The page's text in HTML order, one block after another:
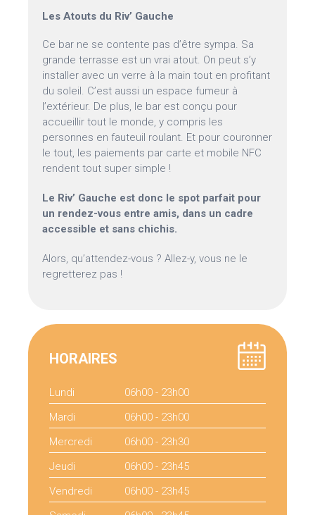
Les Atouts du Riv’ Gauche
Ce bar ne se contente pas d’être sympa. Sa
grande terrasse est un vrai atout. On peut s’y
installer avec un verre à la main tout en profitant
du soleil. C’est aussi un espace fumeur à
l’extérieur. De plus, le bar est conçu pour
accueillir tout le monde, y compris les
personnes en fauteuil roulant. Et pour couronner
le tout, les paiements par carte et mobile NFC
rendent tout super simple !
Le Riv’ Gauche est donc le spot parfait pour
un rendez-vous entre amis, dans un cadre
accessible et sans chichis.
Alors, qu’attendez-vous ? Allez-y, vous ne le
regretterez pas !
HORAIRES
Lundi
06h00 - 23h00
Mardi
06h00 - 23h00
Mercredi
06h00 - 23h30
Jeudi
06h00 - 23h45
Vendredi
06h00 - 23h45